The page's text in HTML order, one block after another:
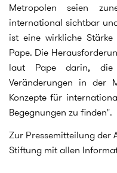
Metropolen seien
international sichtbar
ist eine wirkliche
Pape. Die
laut Pape darin, die
Veränderungen in der
Konzepte für
Begegnungen zu finden".
Zur Pressemitteilung der
Stiftung mit allen